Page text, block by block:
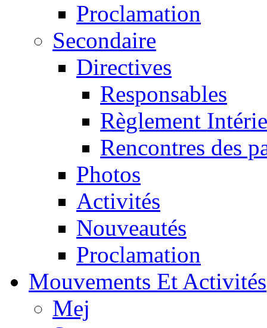
Proclamation
Secondaire
Directives
Responsables
Règlement
Rencontres des
Photos
Activités
Nouveautés
Proclamation
Mouvements Et Activités
Mej